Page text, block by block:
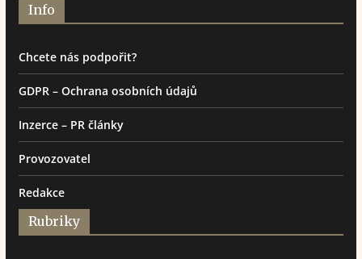
Info
Chcete nás podpořit?
GDPR – Ochrana osobních údajů
Inzerce – PR články
Provozovatel
Redakce
Rubriky